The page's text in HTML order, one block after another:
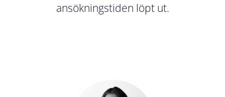
ansökningstiden löpt ut.